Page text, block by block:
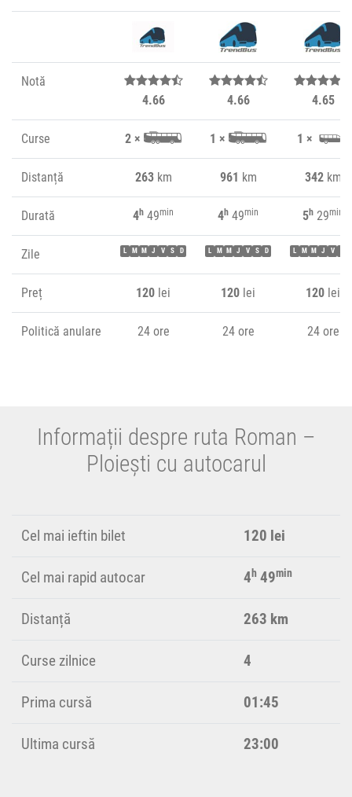
Notă
4.66
4.66 4.65
Curse 2 × 1 × 1 ×
Distanță 263km 961 km 342km
Durată 4h 49min 4h 49min 5h 29min
Zile L M M J V S D L M M J V S D L M M J V
Preț 120 lei 120 lei 120 lei
Politică anulare 24 ore 24 ore 24 ore
Informații despre ruta Roman –
Ploiești cu autocarul
Cel mai ieftin bilet 120 lei
Cel mai rapid autocar 4h 49min
Distanță 263 km
Curse zilnice 4
Prima cursă 01:45
Ultima cursă 23:00